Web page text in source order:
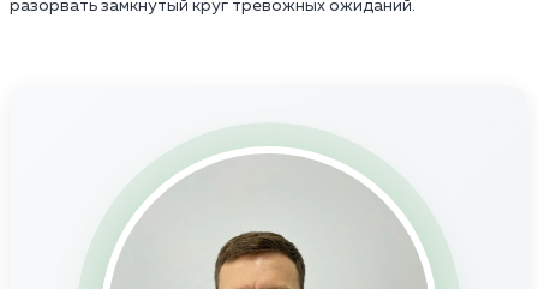
разорвать замкнутый круг тревожных ожиданий.